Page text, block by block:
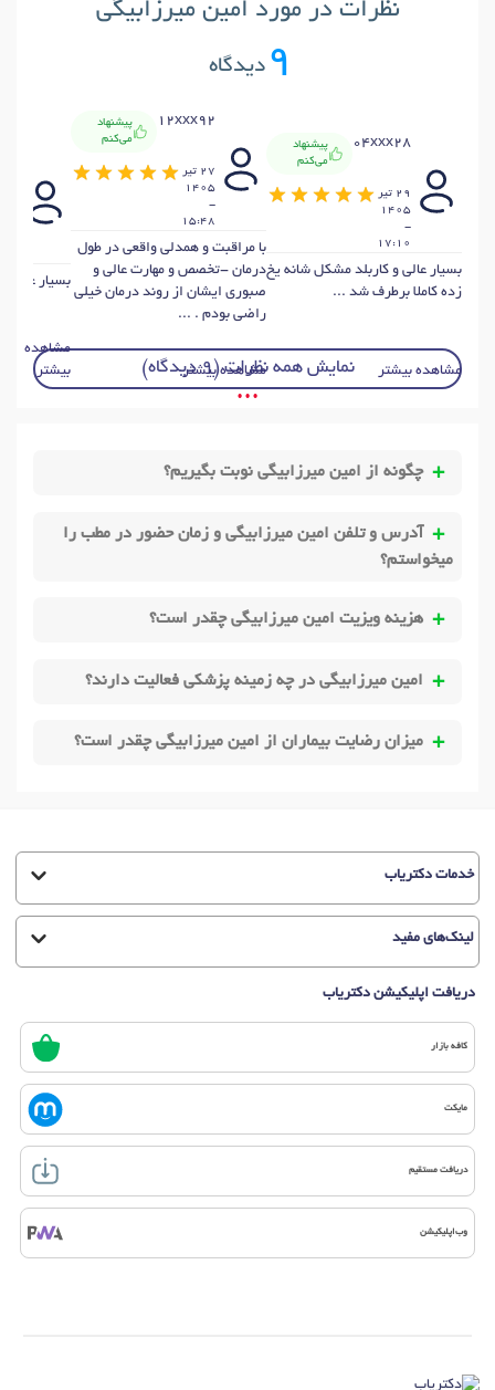
نظرات در مورد امین میرزابیگی
9دیدگاه
04xxx28
پیشنهاد
می‌کنم
29 تير
1405
-
17:10
بسیار عالی و کاربلد مشکل شانه یخ
زده کاملا برطرف شد ...
مشاهده بیشتر
12xxx92
پیشنهاد
می‌کنم
27 تير
1405
-
15:48
با مراقبت و همدلی واقعی در طول
درمان -تخصص و مهارت عالی و
صبوری ایشان از روند درمان خیلی
راضی بودم . ...
مشاهده بیشتر
بسیار عالی
مشاهده
بیشتر
نمایش همه نظرات (9 دیدگاه)
• • •
چگونه از امین میرزابیگی نوبت بگیریم؟
آدرس و تلفن امین میرزابیگی و زمان حضور در مطب را
میخواستم؟
هزینه ویزیت امین میرزابیگی چقدر است؟
امین میرزابیگی در چه زمینه پزشکی فعالیت دارند؟
میزان رضایت بیماران از امین میرزابیگی چقدر است؟
خدمات دکتریاب
لینک‌های مفید
دریافت اپلیکیشن دکتریاب
کافه بازار
مایکت
دریافت مستقیم
وب‌اپلیکیشن